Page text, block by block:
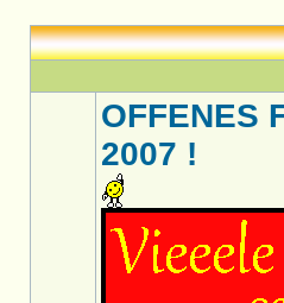
OFFENES
2007 !